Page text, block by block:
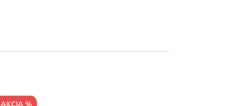
AKCIA %